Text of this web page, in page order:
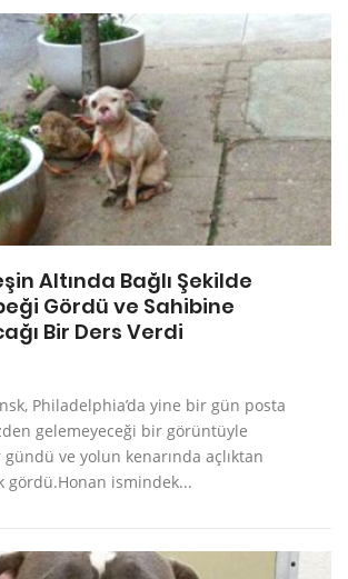
Altında Bağlı Şekilde
Gördü ve Sahibine
Bir Ders Verdi
Philadelphia’da yine bir gün posta
gelemeyeceği bir görüntüyle
gündü ve yolun kenarında açlıktan
gördü.Honan ismindek...